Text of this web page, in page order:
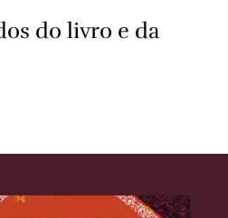
do livro e da